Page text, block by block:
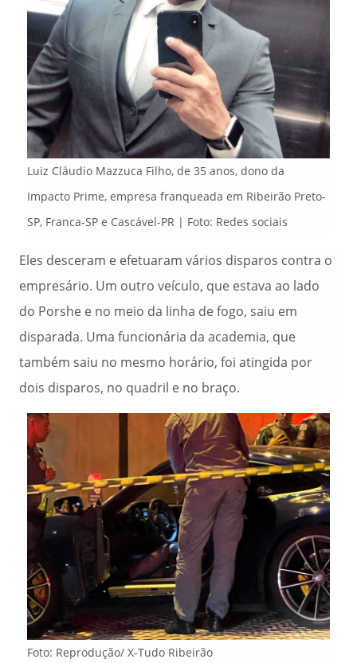
Luiz Cláudio Mazzuca Filho, de 35 anos, dono da
Impacto Prime, empresa franqueada em Ribeirão Preto-
SP, Franca-SP e Cascável-PR | Foto: Redes sociais
Eles desceram e efetuaram vários disparos contra o
empresário. Um outro veículo, que estava ao lado
do Porshe e no meio da linha de fogo, saiu em
disparada. Uma funcionária da academia, que
também saiu no mesmo horário, foi atingida por
dois disparos, no quadril e no braço.
Foto: Reprodução/ X-Tudo Ribeirão